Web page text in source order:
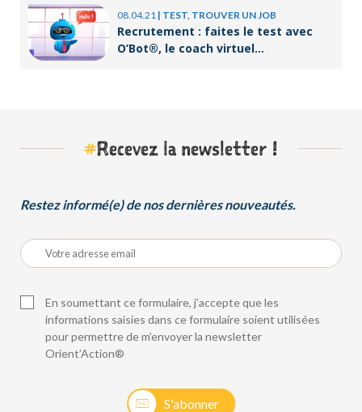
08.04.21 | TEST, TROUVER UN JOB
Recrutement : faites le test avec
O’Bot®, le coach virtuel
#Recevez la newsletter !
Restez informé(e) de nos dernières nouveautés.
S'abonner
En soumettant ce formulaire, j’accepte que les
informations saisies dans ce formulaire soient utilisées
pour permettre de m’envoyer la newsletter
Orient’Action®